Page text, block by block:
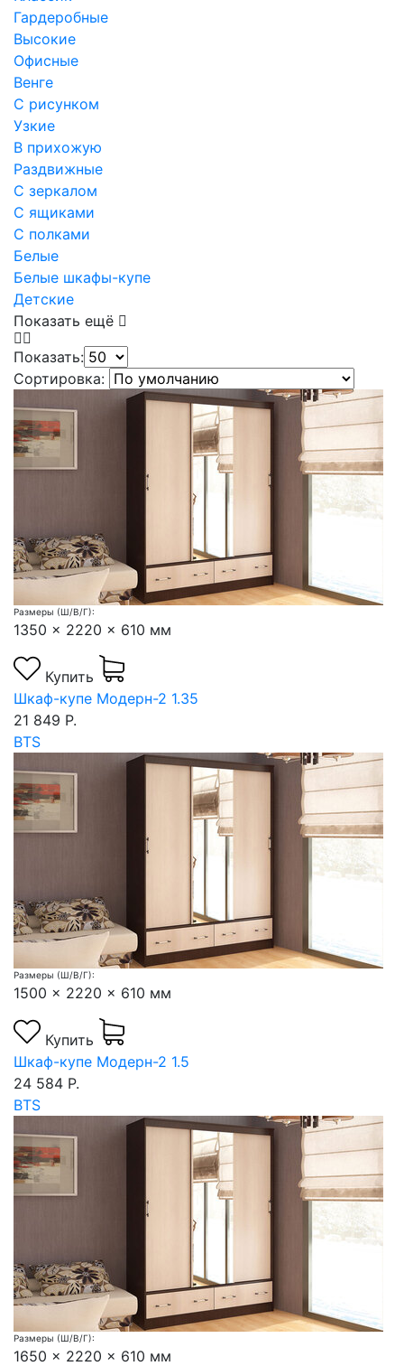
Гардеробные
Высокие
Офисные
Венге
С рисунком
Узкие
В прихожую
Раздвижные
С зеркалом
С ящиками
С полками
Белые
Белые шкафы-купе
Детские
Показать ещё
Показать:
Сортировка:
Размеры (Ш/В/Г):
1350 x 2220 x 610 мм
Купить
Шкаф-купе Модерн-2 1.35
21 849 Р.
BTS
Размеры (Ш/В/Г):
1500 x 2220 x 610 мм
Купить
Шкаф-купе Модерн-2 1.5
24 584 Р.
BTS
Размеры (Ш/В/Г):
1650 x 2220 x 610 мм